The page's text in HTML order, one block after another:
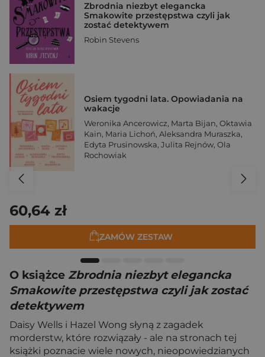
Zbrodnia niezbyt elegancka
Smakowite przestępstwa czyli jak
zostać detektywem
Robin Stevens
Osiem tygodni lata. Opowiadania na
wakacje
Weronika Ancerowicz, Marta Bijan, Oktawia
Kain, Maria Lichoń, Aleksandra Muraszka,
Edyta Prusinowska, Julita Rejnów, Ola
Rochowiak
60,64 zł
ZAMÓW ZESTAW
O książce Zbrodnia niezbyt elegancka
Smakowite przestępstwa czyli jak zostać
detektywem
Daisy Wells i Hazel Wong słyną z zagadek
morderstw, które rozwiązały - ale na stronach tej
książki poznacie wiele nowych, nieopowiedzianych